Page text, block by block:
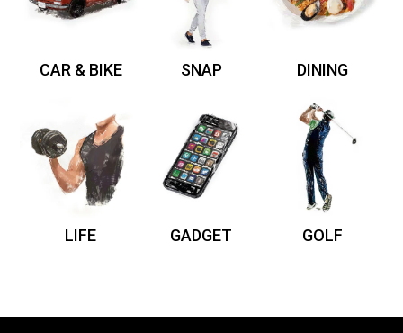
CAR & BIKE SNAP DINING
LIFE GADGET GOLF